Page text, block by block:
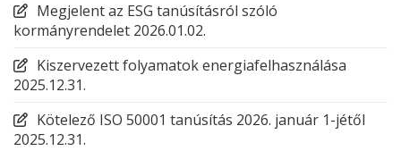
Megjelent az ESG tanúsításról szóló
kormányrendelet 2026.01.02.
Kiszervezett folyamatok energiafelhasználása
2025.12.31.
Kötelező ISO 50001 tanúsítás 2026. január 1-jétől
2025.12.31.